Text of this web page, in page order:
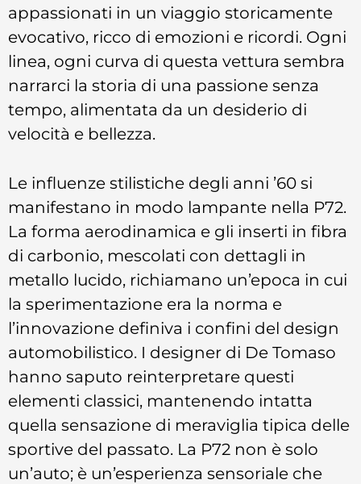
appassionati in un viaggio storicamente
evocativo, ricco di emozioni e ricordi. Ogni
linea, ogni curva di questa vettura sembra
narrarci la storia di una passione senza
tempo, alimentata da un desiderio di
velocità e bellezza.
Le influenze stilistiche degli anni ’60 si
manifestano in modo lampante nella P72.
La forma aerodinamica e gli inserti in fibra
di carbonio, mescolati con dettagli in
metallo lucido, richiamano un’epoca in cui
la sperimentazione era la norma e
l’innovazione definiva i confini del design
automobilistico. I designer di De Tomaso
hanno saputo reinterpretare questi
elementi classici, mantenendo intatta
quella sensazione di meraviglia tipica delle
sportive del passato. La P72 non è solo
un’auto; è un’esperienza sensoriale che